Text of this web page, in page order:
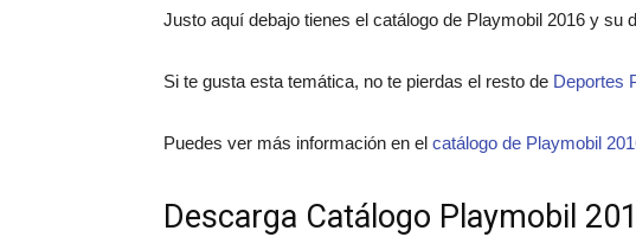
Justo aquí debajo tienes el catálogo de Playmobil 2016 y su
Si te gusta esta temática, no te pierdas el resto de Deportes
Puedes ver más información en el catálogo de Playmobil
Descarga Catálogo Playmobil